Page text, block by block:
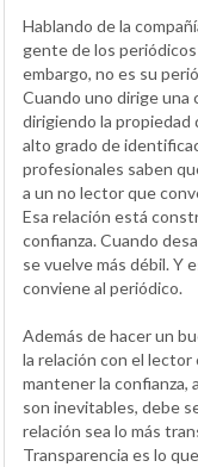
Hablando de la
gente de los
embargo, no es su
Cuando uno dirige una
dirigiendo la
alto grado de
profesionales saben
a un no lector que
Esa relación está
confianza. Cuando
se vuelve más débil. Y
conviene al periódico.
Además de hacer un
la relación con el
mantener la confianza,
son inevitables, debe
relación sea lo más
Transparencia es lo